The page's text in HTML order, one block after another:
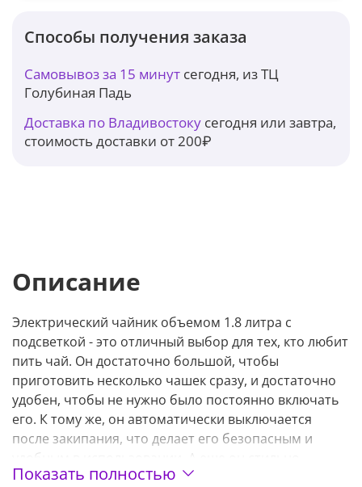
Способы получения заказа
Самовывоз за 15 минут сегодня, из ТЦ
Голубиная Падь
Доставка по Владивостоку сегодня или завтра,
стоимость доставки от 200₽
Описание
Электрический чайник объемом 1.8 литра с
подсветкой - это отличный выбор для тех, кто любит
пить чай. Он достаточно большой, чтобы
приготовить несколько чашек сразу, и достаточно
удобен, чтобы не нужно было постоянно включать
его. К тому же, он автоматически выключается
после закипания, что делает его безопасным и
удобным в использовании. А еще он стильно
выглядит и может стать украшением вашей кухни
Показать полностью